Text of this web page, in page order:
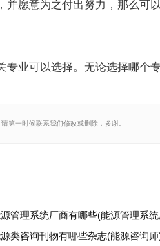
愿意为之付出努力，那么可
业可以选择。无论选择哪个
第一时候联系我们修改或删除，多谢。
管理系统厂商有哪些(能源管理系
类咨询刊物有哪些杂志(能源咨询师